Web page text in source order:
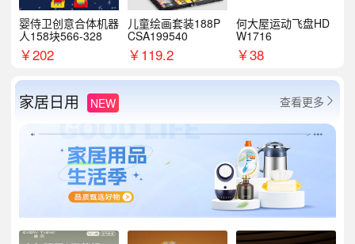
婴侍卫创意合体机器
人158块566-328
￥202
儿童绘画套装188P
CSA199540
￥119.2
何大屋运动飞盘HD
W1716
￥38
家居日用 NEW 查看更多 